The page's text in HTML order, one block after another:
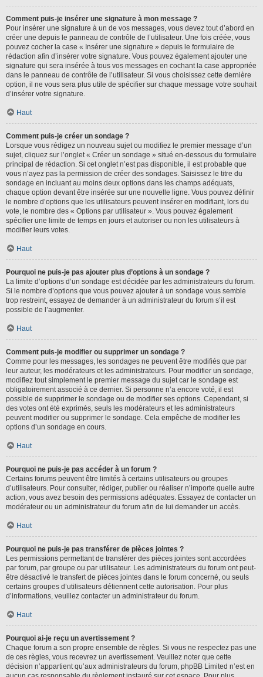
Comment puis-je insérer une signature à mon message ?
Pour insérer une signature à un de vos messages, vous devez tout d’abord en
créer une depuis le panneau de contrôle de l’utilisateur. Une fois créée, vous
pouvez cocher la case « Insérer une signature » depuis le formulaire de
rédaction afin d’insérer votre signature. Vous pouvez également ajouter une
signature qui sera insérée à tous vos messages en cochant la case appropriée
dans le panneau de contrôle de l’utilisateur. Si vous choisissez cette dernière
option, il ne vous sera plus utile de spécifier sur chaque message votre souhait
d’insérer votre signature.
Haut
Comment puis-je créer un sondage ?
Lorsque vous rédigez un nouveau sujet ou modifiez le premier message d’un
sujet, cliquez sur l’onglet « Créer un sondage » situé en-dessous du formulaire
principal de rédaction. Si cet onglet n’est pas disponible, il est probable que
vous n’ayez pas la permission de créer des sondages. Saisissez le titre du
sondage en incluant au moins deux options dans les champs adéquats,
chaque option devant être insérée sur une nouvelle ligne. Vous pouvez définir
le nombre d’options que les utilisateurs peuvent insérer en modifiant, lors du
vote, le nombre des « Options par utilisateur ». Vous pouvez également
spécifier une limite de temps en jours et autoriser ou non les utilisateurs à
modifier leurs votes.
Haut
Pourquoi ne puis-je pas ajouter plus d’options à un sondage ?
La limite d’options d’un sondage est décidée par les administrateurs du forum.
Si le nombre d’options que vous pouvez ajouter à un sondage vous semble
trop restreint, essayez de demander à un administrateur du forum s’il est
possible de l’augmenter.
Haut
Comment puis-je modifier ou supprimer un sondage ?
Comme pour les messages, les sondages ne peuvent être modifiés que par
leur auteur, les modérateurs et les administrateurs. Pour modifier un sondage,
modifiez tout simplement le premier message du sujet car le sondage est
obligatoirement associé à ce dernier. Si personne n’a encore voté, il est
possible de supprimer le sondage ou de modifier ses options. Cependant, si
des votes ont été exprimés, seuls les modérateurs et les administrateurs
peuvent modifier ou supprimer le sondage. Cela empêche de modifier les
options d’un sondage en cours.
Haut
Pourquoi ne puis-je pas accéder à un forum ?
Certains forums peuvent être limités à certains utilisateurs ou groupes
d’utilisateurs. Pour consulter, rédiger, publier ou réaliser n’importe quelle autre
action, vous avez besoin des permissions adéquates. Essayez de contacter un
modérateur ou un administrateur du forum afin de lui demander un accès.
Haut
Pourquoi ne puis-je pas transférer de pièces jointes ?
Les permissions permettant de transférer des pièces jointes sont accordées
par forum, par groupe ou par utilisateur. Les administrateurs du forum ont peut-
être désactivé le transfert de pièces jointes dans le forum concerné, ou seuls
certains groupes d’utilisateurs détiennent cette autorisation. Pour plus
d’informations, veuillez contacter un administrateur du forum.
Haut
Pourquoi ai-je reçu un avertissement ?
Chaque forum a son propre ensemble de règles. Si vous ne respectez pas une
de ces règles, vous recevrez un avertissement. Veuillez noter que cette
décision n’appartient qu’aux administrateurs du forum, phpBB Limited n’est en